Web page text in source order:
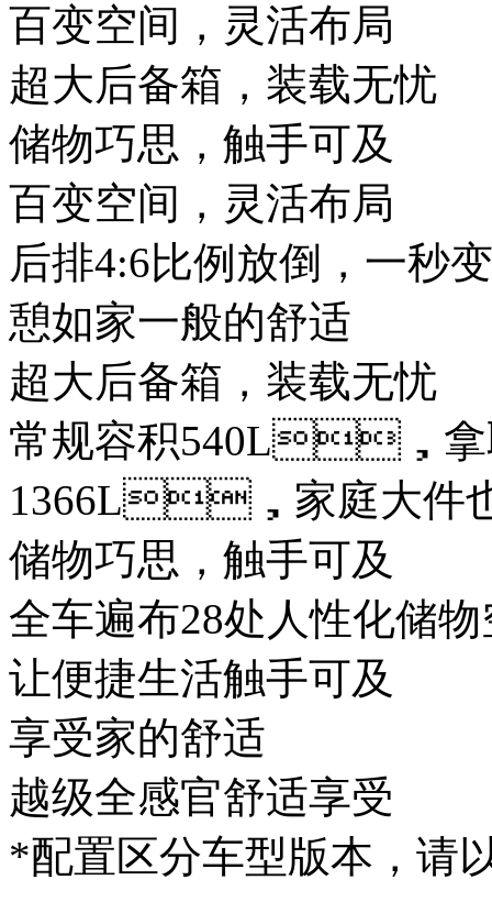
百变空间，灵活布局
超大后备箱，装载无忧
储物巧思，触手可及
百变空间，灵活布局
后排4:6比例放倒，一秒
憩如家一般的舒适
超大后备箱，装载无忧
常规容积540L，拿取
1366L，家庭大件
储物巧思，触手可及
全车遍布28处人性化储物空
让便捷生活触手可及
享受家的舒适
越级全感官舒适享受
*配置区分车型版本，